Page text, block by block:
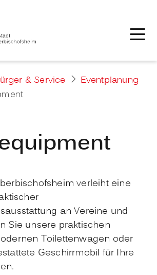
& Service
Eventplanung
verleiht eine
an Vereine und
Sie unsere praktischen
Toilettenwagen oder
Geschirrmobil für Ihre